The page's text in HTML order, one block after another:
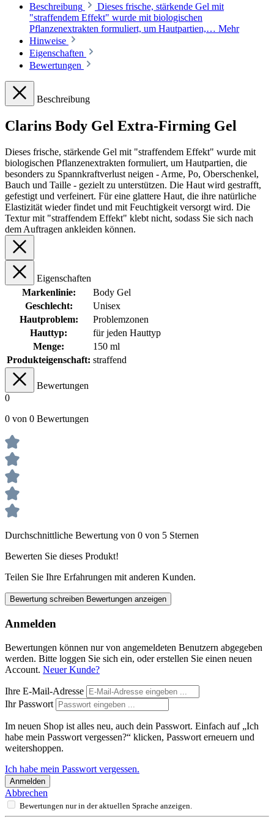
Beschreibung
Dieses frische, stärkende Gel mit
"straffendem Effekt" wurde mit biologischen
Pflanzenextrakten formuliert, um Hautpartien,… Mehr
Hinweise
Eigenschaften
Bewertungen
Beschreibung
Clarins Body Gel Extra-Firming Gel
Dieses frische, stärkende Gel mit "straffendem Effekt" wurde mit
biologischen Pflanzenextrakten formuliert, um Hautpartien, die
besonders zu Spannkraftverlust neigen - Arme, Po, Oberschenkel,
Bauch und Taille - gezielt zu unterstützen. Die Haut wird gestrafft,
gefestigt und verfeinert. Für eine glattere Haut, die ihre natürliche
Elastizität wieder findet und mit Feuchtigkeit versorgt wird. Die
Textur mit "straffendem Effekt" klebt nicht, sodass Sie sich nach
dem Auftragen ankleiden können.
Eigenschaften
Markenlinie:
Body Gel
Geschlecht:
Unisex
Hautproblem:
Problemzonen
Hauttyp:
für jeden Hauttyp
Menge:
150 ml
Produkteigenschaft: straffend
Bewertungen
0
0 von 0 Bewertungen
Durchschnittliche Bewertung von 0 von 5 Sternen
Bewerten Sie dieses Produkt!
Teilen Sie Ihre Erfahrungen mit anderen Kunden.
Bewertung schreiben Bewertungen anzeigen
Anmelden
Bewertungen können nur von angemeldeten Benutzern abgegeben
werden. Bitte loggen Sie sich ein, oder erstellen Sie einen neuen
Account. Neuer Kunde?
Ihre E-Mail-Adresse
Ihr Passwort
Im neuen Shop ist alles neu, auch dein Passwort. Einfach auf „Ich
habe mein Passwort vergessen?“ klicken, Passwort erneuern und
weitershoppen.
Ich habe mein Passwort vergessen.
Anmelden
Abbrechen
Bewertungen nur in der aktuellen Sprache anzeigen.